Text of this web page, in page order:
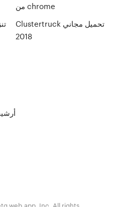
من chrome
Clustertruck تحميل مجاني
2018
Inc. All rights